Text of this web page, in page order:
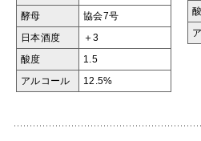
酵母 協会7号
日本酒度 ＋3
酸度 1.5
アルコール 12.5%